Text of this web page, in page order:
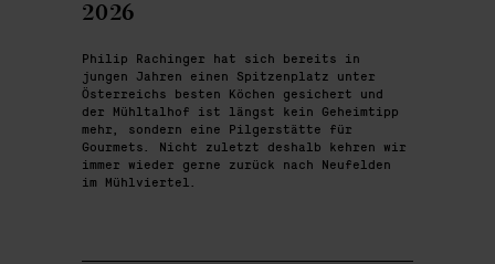
2026
Philip Rachinger hat sich bereits in
jungen Jahren einen Spitzenplatz unter
Österreichs besten Köchen gesichert und
der Mühltalhof ist längst kein Geheimtipp
mehr, sondern eine Pilgerstätte für
Gourmets. Nicht zuletzt deshalb kehren wir
immer wieder gerne zurück nach Neufelden
im Mühlviertel.